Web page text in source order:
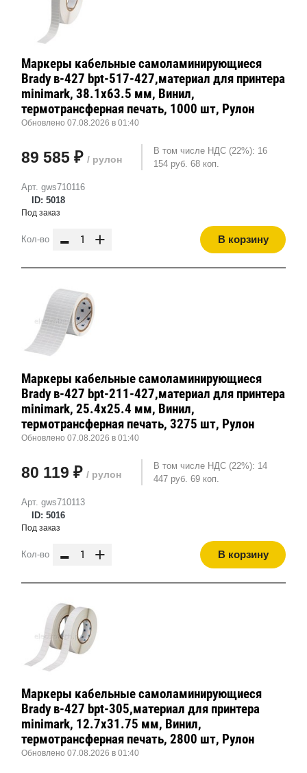
Арт. gws710116
ID: 5018
Маркеры кабельные самоламинирующиеся
Brady в-427 bpt-517-427,материал для принтера
minimark, 38.1x63.5 мм, Винил,
термотрансферная печать, 1000 шт, Рулон
Обновлено 07.08.2026 в 01:40
89 585 ₽ / рулон
В том числе НДС (22%): 16
154 руб. 68 коп.
Под заказ
Кол-во - + В корзину
Арт. gws710113
ID: 5016
Маркеры кабельные самоламинирующиеся
Brady в-427 bpt-211-427,материал для принтера
minimark, 25.4x25.4 мм, Винил,
термотрансферная печать, 3275 шт, Рулон
Обновлено 07.08.2026 в 01:40
80 119 ₽ / рулон
В том числе НДС (22%): 14
447 руб. 69 коп.
Под заказ
Кол-во - + В корзину
Маркеры кабельные самоламинирующиеся
Brady в-427 bpt-305,материал для принтера
minimark, 12.7x31.75 мм, Винил,
термотрансферная печать, 2800 шт, Рулон
Обновлено 07.08.2026 в 01:40